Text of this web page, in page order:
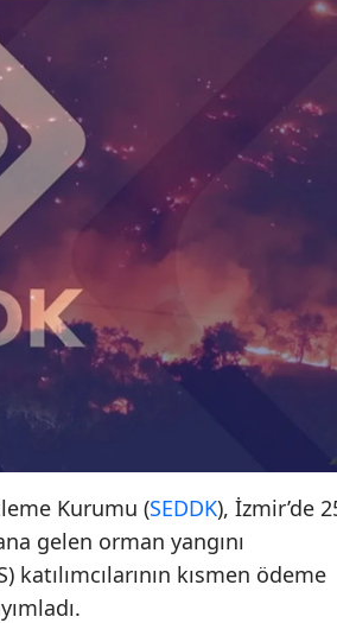
Kurumu (SEDDK), İzmir’de
gelen orman yangını
katılımcılarının kısmen ödeme